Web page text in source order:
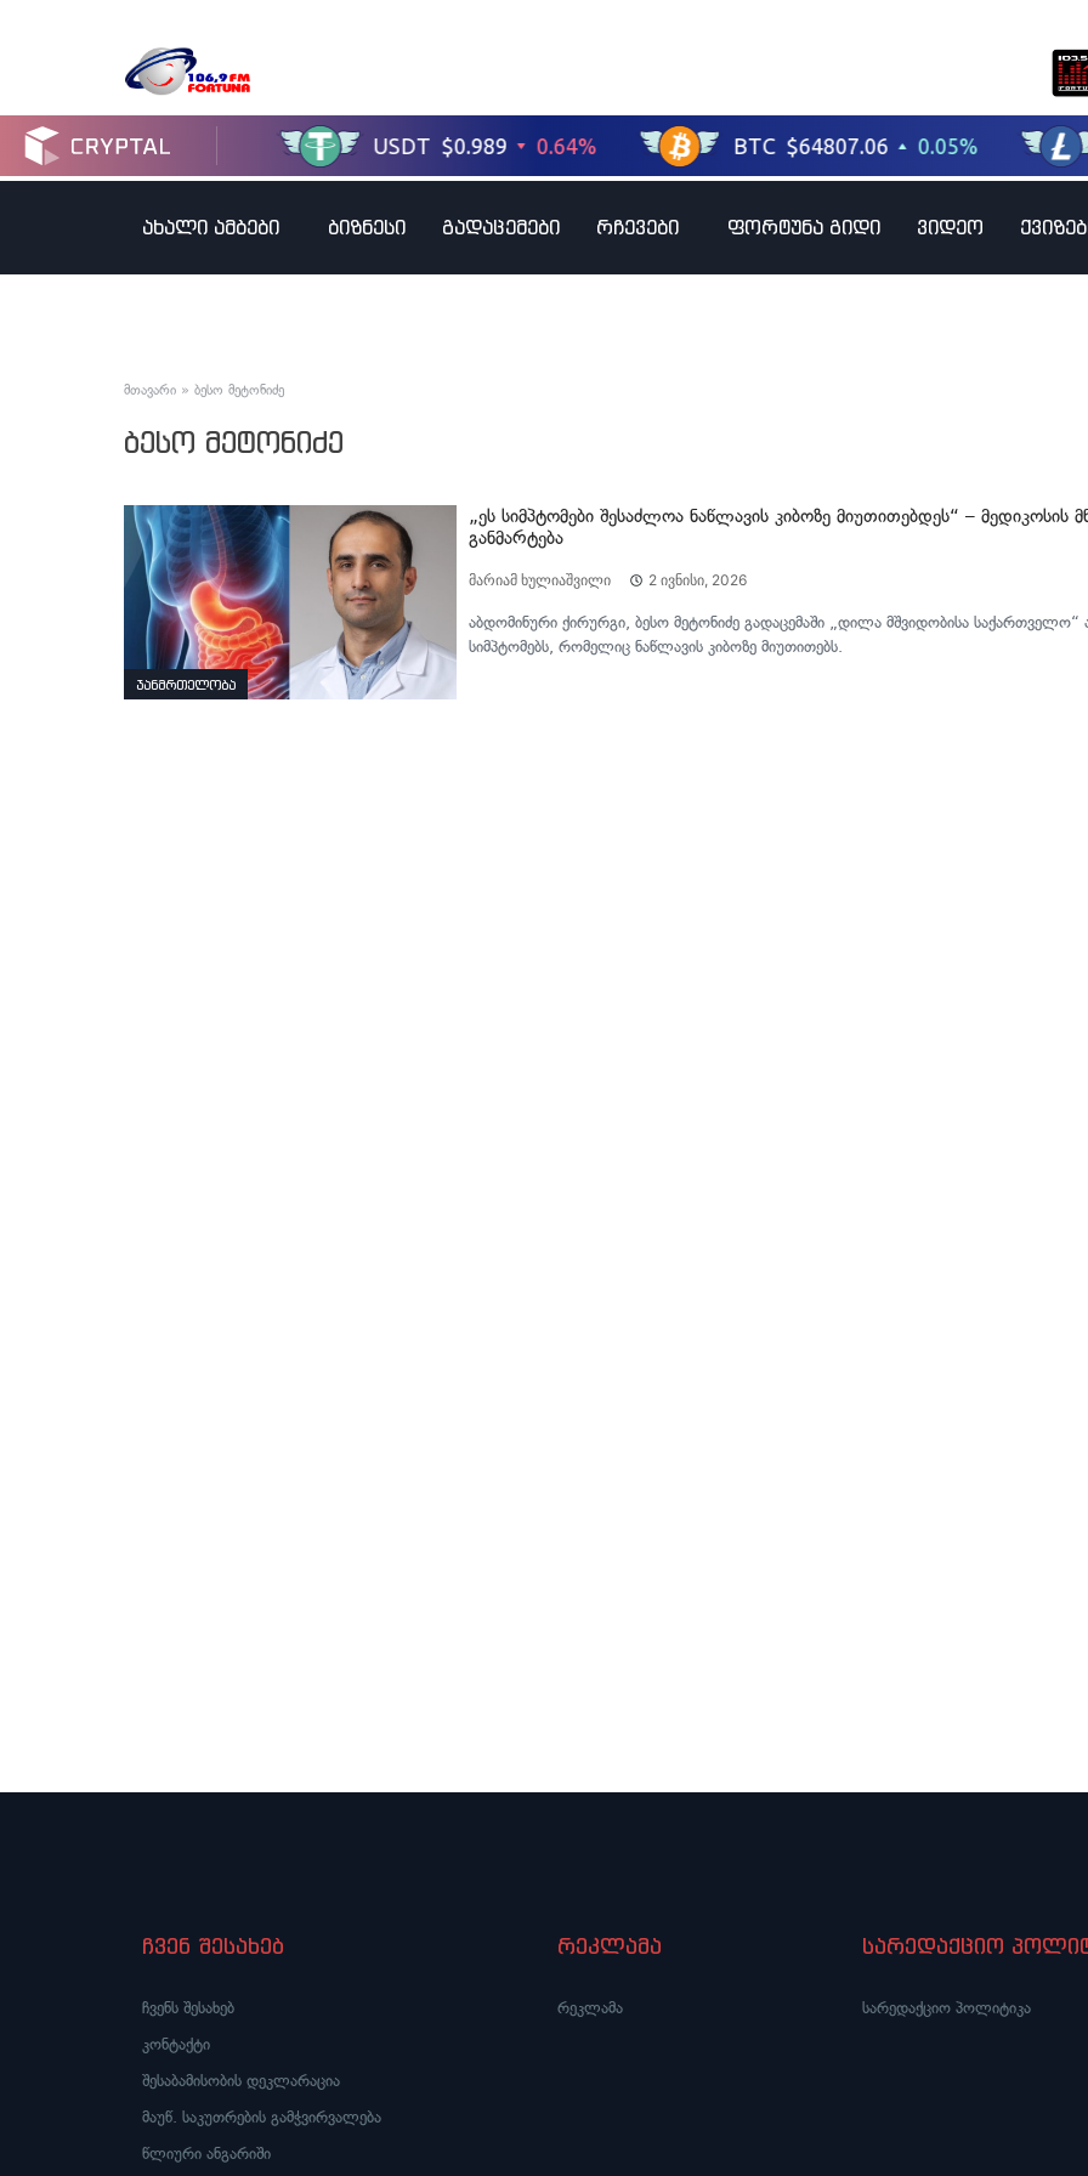
ახალი ამბები ბიზნესი გადაცემები რჩევები ფორტუნა გიდი ვიდეო
მთავარი » ბესო მეტონიძე
ბესო მეტონიძე
ჯანმრთელობა
„ეს სიმპტომები შესაძლოა ნაწლავის კიბოზე მიუთითებდეს“ – მედიკოსის
განმარტება
მარიამ ხულიაშვილი 2 ივნისი, 2026
აბდომინური ქირურგი, ბესო მეტონიძე გადაცემაში „დილა მშვიდობისა საქართველო“
სიმპტომებს, რომელიც ნაწლავის კიბოზე მიუთითებს.
ჩვენ შესახებ
ჩვენს შესახებ
კონტაქტი
შესაბამისობის დეკლარაცია
მაუწ. საკუთრების გამჭვირვალება
წლიური ანგარიში
რეკლამა
რეკლამა
სარედაქციო
სარედაქციო პოლიტიკა